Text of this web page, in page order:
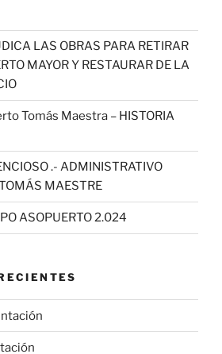
LAS OBRAS PARA RETIRAR
MAYOR Y RESTAURAR DE LA
Tomás Maestra – HISTORIA
.- ADMINISTRATIVO
MAESTRE
ASOPUERTO 2.024